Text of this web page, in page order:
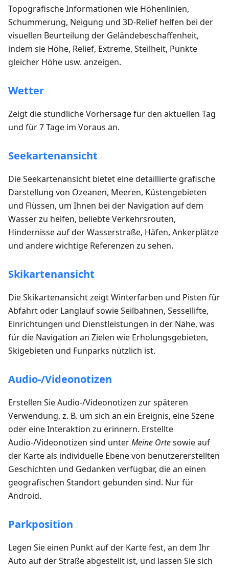
Topografische Informationen wie Höhenlinien,
Schummerung, Neigung und 3D-Relief helfen bei der
visuellen Beurteilung der Geländebeschaffenheit,
indem sie Höhe, Relief, Extreme, Steilheit, Punkte
gleicher Höhe usw. anzeigen.
Wetter
Zeigt die stündliche Vorhersage für den aktuellen Tag
und für 7 Tage im Voraus an.
Seekartenansicht
Die Seekartenansicht bietet eine detaillierte grafische
Darstellung von Ozeanen, Meeren, Küstengebieten
und Flüssen, um Ihnen bei der Navigation auf dem
Wasser zu helfen, beliebte Verkehrsrouten,
Hindernisse auf der Wasserstraße, Häfen, Ankerplätze
und andere wichtige Referenzen zu sehen.
Skikartenansicht
Die Skikartenansicht zeigt Winterfarben und Pisten für
Abfahrt oder Langlauf sowie Seilbahnen, Sessellifte,
Einrichtungen und Dienstleistungen in der Nähe, was
für die Navigation an Zielen wie Erholungsgebieten,
Skigebieten und Funparks nützlich ist.
Audio-/Videonotizen
Erstellen Sie Audio-/Videonotizen zur späteren
Verwendung, z. B. um sich an ein Ereignis, eine Szene
oder eine Interaktion zu erinnern. Erstellte
Audio-/Videonotizen sind unterMeine Ortesowie auf
der Karte als individuelle Ebene von benutzererstellten
Geschichten und Gedanken verfügbar, die an einen
geografischen Standort gebunden sind. Nur für
Android.
Parkposition
Legen Sie einen Punkt auf der Karte fest, an dem Ihr
Auto auf der Straße abgestellt ist, und lassen Sie sich